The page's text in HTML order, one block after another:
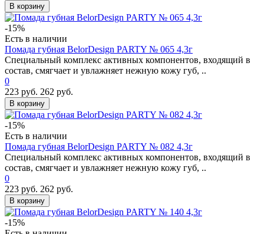
В корзину
-15%
Есть в наличии
Помада губная BelorDesign PARTY № 065 4,3г
Специальный комплекс активных компонентов, входящий в
состав, смягчает и увлажняет нежную кожу губ, ..
0
223 руб. 262 руб.
В корзину
-15%
Есть в наличии
Помада губная BelorDesign PARTY № 082 4,3г
Специальный комплекс активных компонентов, входящий в
состав, смягчает и увлажняет нежную кожу губ, ..
0
223 руб. 262 руб.
В корзину
-15%